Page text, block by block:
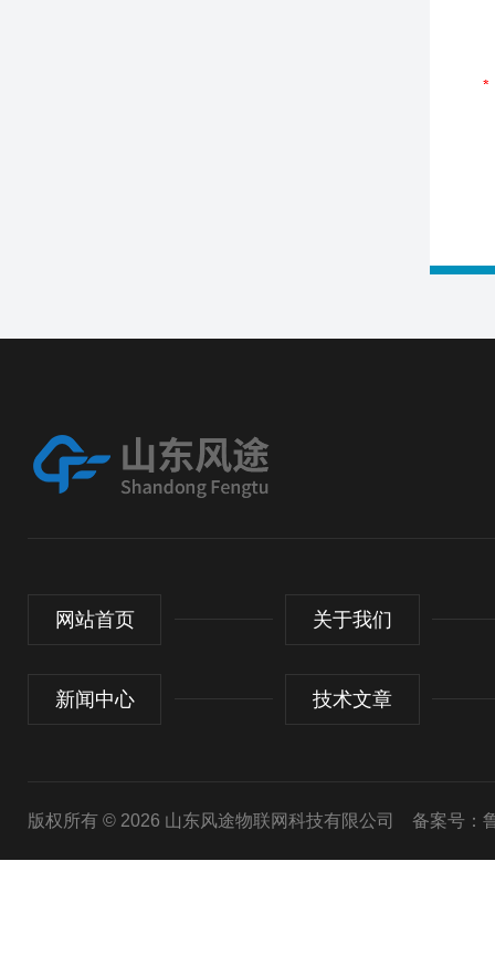
网站首页 关于我们
新闻中心 技术文章
版权所有 © 2026 山东风途物联网科技有限公司 备案号：